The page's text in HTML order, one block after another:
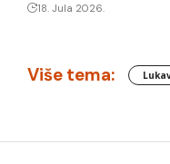
18. Jula 2026.
Više tema: